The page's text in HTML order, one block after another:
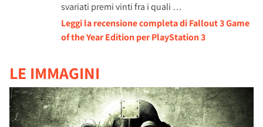
svariati premi vinti fra i quali …
Leggi la recensione completa di Fallout 3 Game
of the Year Edition per PlayStation 3
LE IMMAGINI